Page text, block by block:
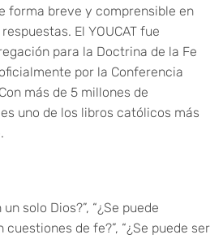
forma breve y comprensible en
El YOUCAT fue
para la Doctrina de la Fe
por la Conferencia
más de 5 millones de
uno de los libros católicos más
solo Dios?”, “¿Se puede
de fe?”, “¿Se puede ser